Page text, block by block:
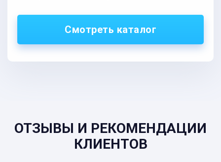
Смотреть каталог
ОТЗЫВЫ И РЕКОМЕНДАЦИИ
КЛИЕНТОВ